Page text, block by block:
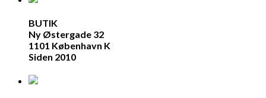
BUTIK
Ny Østergade 32
1101 København K
Siden 2010